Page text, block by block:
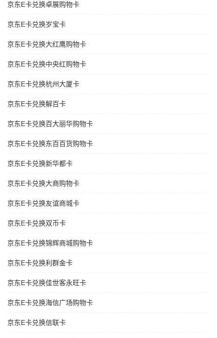
京东E卡兑换卓展购物卡
京东E卡兑换岁宝卡
京东E卡兑换大红鹰购物卡
京东E卡兑换中央红购物卡
京东E卡兑换杭州大厦卡
京东E卡兑换解百卡
京东E卡兑换百大丽华购物卡
京东E卡兑换东百百货购物卡
京东E卡兑换新华都卡
京东E卡兑换大商购物卡
京东E卡兑换友谊商城卡
京东E卡兑换双币卡
京东E卡兑换锦辉商城购物卡
京东E卡兑换利群金卡
京东E卡兑换佳世客永旺卡
京东E卡兑换海信广场购物卡
京东E卡兑换信联卡